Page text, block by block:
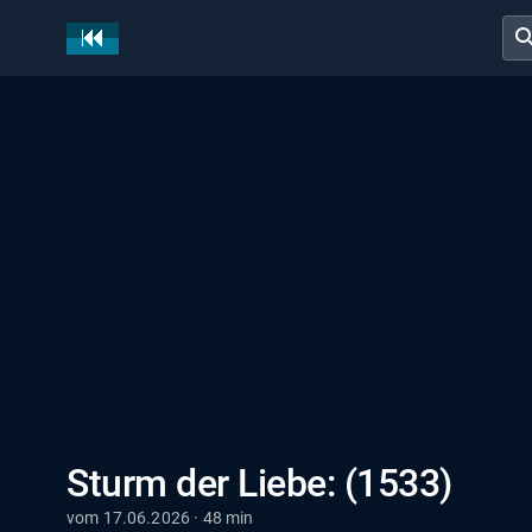
Sturm der Liebe: (1533)
vom 17.06.2026 · 48 min